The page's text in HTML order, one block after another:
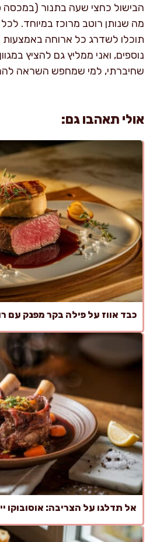
מה שנותן רוטב מרוכז במיוחד.
תוכלו לשדרג כל ארוחה באמצעות
נוספים, ואני ממליץ גם להציץ במגוון
שחיברתי, למי שמחפש השראה
אולי תאהבו גם:
כבד אווז על פילה בקר מפנק עם
אל תדלגו על הצריבה: אוסובוקו